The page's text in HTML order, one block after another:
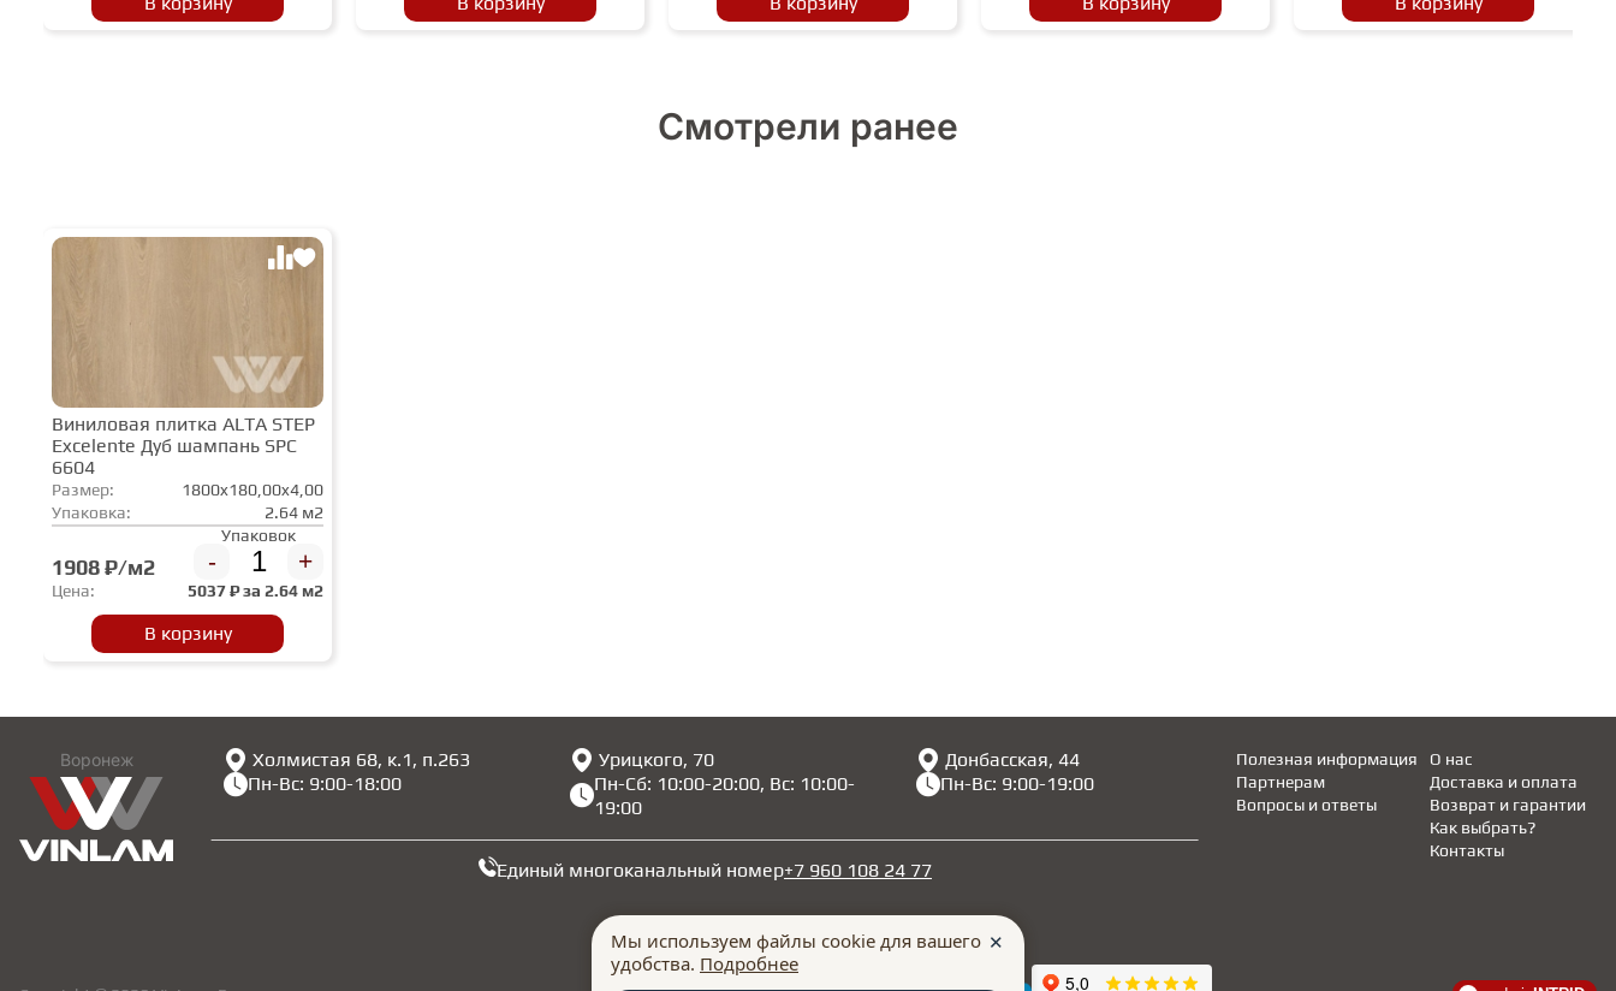
Смотрели ранее
Виниловая плитка ALTA STEP
Excelente Дуб шампань SPC
6604
Размер:
1800x180,00x4,00
Упаковка:
2.64 м2
1908 ₽/м2
Упаковок
- +
Цена: 5037₽ за 2.64 м2
В корзину
Воронеж
Холмистая 68, к.1, п.263
Пн-Вс: 9:00-18:00
Урицкого, 70
Пн-Сб: 10:00-20:00, Вс: 10:00-
19:00
Донбасская, 44
Пн-Вс: 9:00-19:00
Единый многоканальный номер+7 960 108 24 77
Полезная информация
Партнерам
Вопросы и ответы
Доставка и оплата
Возврат и гарантии
Как выбрать?
О нас
Контакты
Мы используем файлы cookie для вашего
удобства. Подробнее
✕